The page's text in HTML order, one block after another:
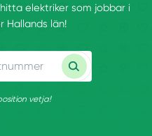
elektriker som jobbar i
Hallands län!
vetja!